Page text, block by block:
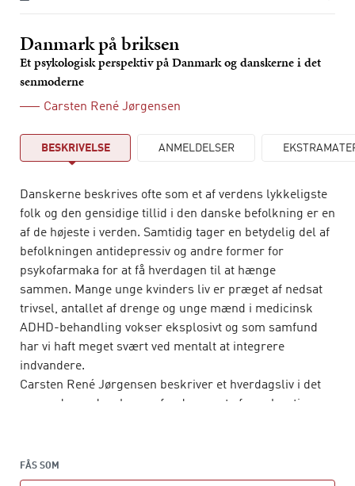
Danmark på briksen
Et psykologisk perspektiv på Danmark og danskerne i det
senmoderne
Carsten René Jørgensen
BESKRIVELSE ANMELDELSER
Danskerne beskrives ofte som et af verdens lykkeligste
folk og den gensidige tillid i den danske befolkning er en
af de højeste i verden. Samtidig tager en betydelig del af
befolkningen antidepressiv og andre former for
psykofarmaka for at få hverdagen til at hænge
sammen. Mange unge kvinders liv er præget af nedsat
trivsel, antallet af drenge og unge mænd i medicinsk
ADHD-behandling vokser eksplosivt og som samfund
har vi haft meget svært ved mentalt at integrere
indvandere.
Carsten René Jørgensen beskriver et hverdagsliv i det
senmoderne danske samfund præget af acceleration,
hverdagsliv hvor ganske mange bliver overbelastede.
Den enkeltes evne til at klare sig selv overvurderes og
FÅS SOM